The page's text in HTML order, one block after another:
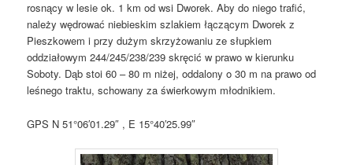
rosnący w lesie ok. 1 km od wsi Dworek. Aby do niego trafić,
należy wędrować niebieskim szlakiem łączącym Dworek z
Pieszkowem i przy dużym skrzyżowaniu ze słupkiem
oddziałowym 244/245/238/239 skręcić w prawo w kierunku
Soboty. Dąb stoi 60 – 80 m niżej, oddalony o 30 m na prawo od
leśnego traktu, schowany za świerkowym młodnikiem.
GPS N 51°06′01.29″ , E 15°40′25.99″